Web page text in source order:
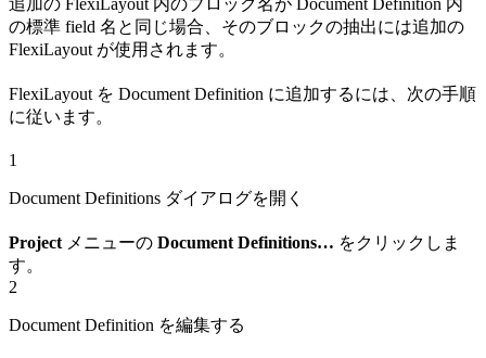
追加の FlexiLayout 内のブロック名が Document Definition 内
の標準 field 名と同じ場合、そのブロックの抽出には追加の
FlexiLayout が使用されます。
FlexiLayout を Document Definition に追加するには、次の手順
に従います。
1
Document Definitions ダイアログを開く
Project メニューの Document Definitions… をクリックしま
す。
2
Document Definition を編集する